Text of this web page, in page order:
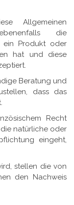
Allgemeinen
die
ein Produkt oder
hat und diese
Beratung und
dass das
Recht
natürliche oder
eingeht,
stellen die von
den Nachweis